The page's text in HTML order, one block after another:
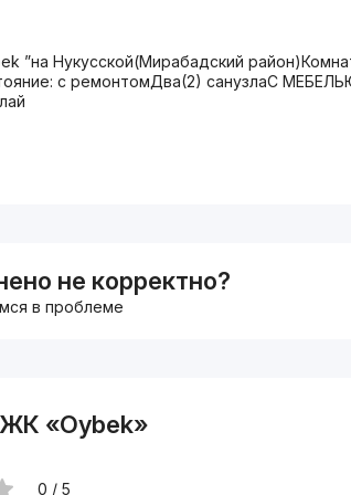
”на Нукусской(Мирабадский
с ремонтомДва(2) санузлаС
не корректно?
в проблеме
«Oybek»
0 / 5